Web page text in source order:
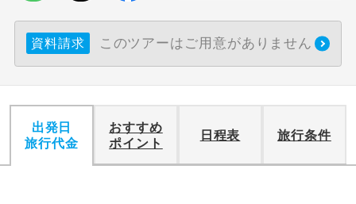
資料請求 このツアーはご用意がありません
出発日
旅行代金
おすすめ
ポイント
日程表 旅行条件